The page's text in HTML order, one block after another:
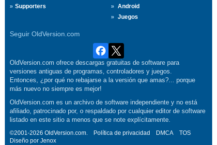
Supporters
Android
Juegos
Seguir OldVersion.com
OldVersion.com ofrece descargas gratuitas de software para
versiones antiguas de programas, controladores y juegos.
Entonces, ¿por qué no rebajarse a la versión que amas?... porque
más nuevo no siempre es mejor!
OldVersion.com es un archivo de software independiente y no está
afiliado, patrocinado por, o respaldado por cualquier editor de software
listado en este sitio a menos que se note explícitamente.
©2001-2026 OldVersion.com. Política de privacidad DMCA
TOS
Diseño por Jenox